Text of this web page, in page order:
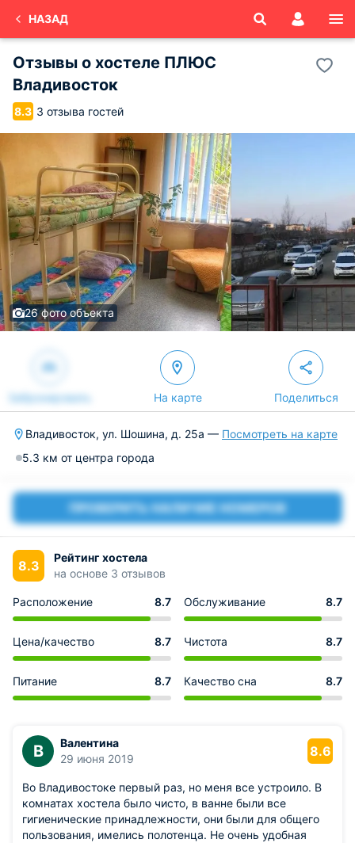
НАЗАД
Отзывы о хостеле ПЛЮС
Владивосток
8.3 3 отзыва гостей
26 фото объекта
Забронировать На карте Поделиться
Владивосток, ул. Шошина, д. 25а — Посмотреть на карте
5.3 км от центра города
ПРОВЕРИТЬ НАЛИЧИЕ НОМЕРОВ
8.3
Рейтинг хостела
на основе 3 отзывов
Расположение 8.7 Обслуживание 8.7
Цена/качество 8.7 Чистота 8.7
Питание 8.7 Качество сна 8.7
В
Валентина
29 июня 2019
8.6
Во Владивостоке первый раз, но меня все устроило. В
комнатах хостела было чисто, в ванне были все
гигиенические принадлежности, они были для общего
пользования, имелись полотенца. Не очень удобная